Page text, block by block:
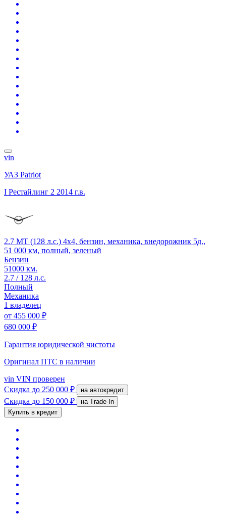
vin
УАЗ Patriot
I Рестайлинг 2 2014 г.в.
2.7 MT (128 л.с.) 4x4, бензин, механика, внедорожник 5д.,
51 000 км, полный, зеленый
Бензин
51000 км.
2.7 / 128 л.с.
Полный
Механика
1 владелец
от 455 000 ₽
680 000 ₽
Гарантия юридической чистоты
Оригинал ПТС в наличии
vin VIN проверен
Скидка до 250 000 ₽ на автокредит
Скидка до 150 000 ₽
на Trade-In
Купить в кредит